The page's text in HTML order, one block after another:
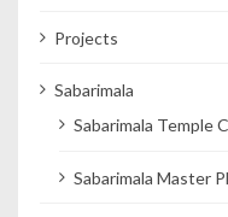
Projects
Sabarimala
Sabarimala Temple
Sabarimala Master